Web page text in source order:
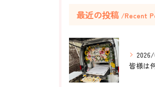
最近の投稿 Recent